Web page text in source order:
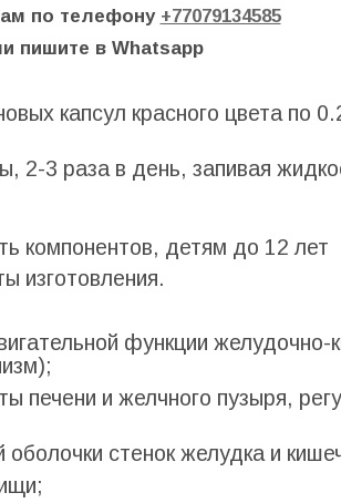
по телефону +77079134585
пишите в Whatsapp
капсул красного цвета по
2-3 раза в день, запивая
компонентов, детям до 12 лет
изготовления.
функции желудочно-
печени и желчного пузыря,
стенок желудка и